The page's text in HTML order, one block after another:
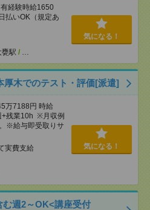
経験時給1650
いOK（規定あ
甕駅 / …
気になる！
厚木でのテスト・評価[派遣]
万7188円 時給
+残業10h ※月収例
※給与即受取りサ
実費支給
気になる！
む週2～OK<講座受付